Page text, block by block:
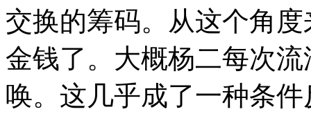
交换的筹码。从这个角
金钱了。大概杨二每次
唤。这几乎成了一种条